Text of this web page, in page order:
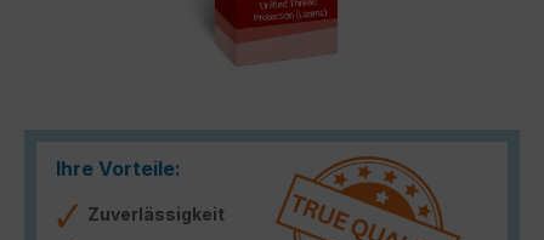
Ihre Vorteile:
Zuverlässigkeit